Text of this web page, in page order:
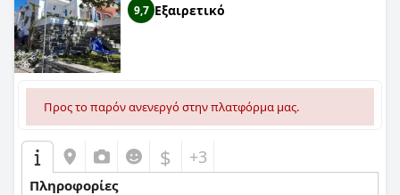
9,7 Εξαιρετικό
Προς το παρόν ανενεργό στην πλατφόρμα μας.
$ +3
Πληροφορίες